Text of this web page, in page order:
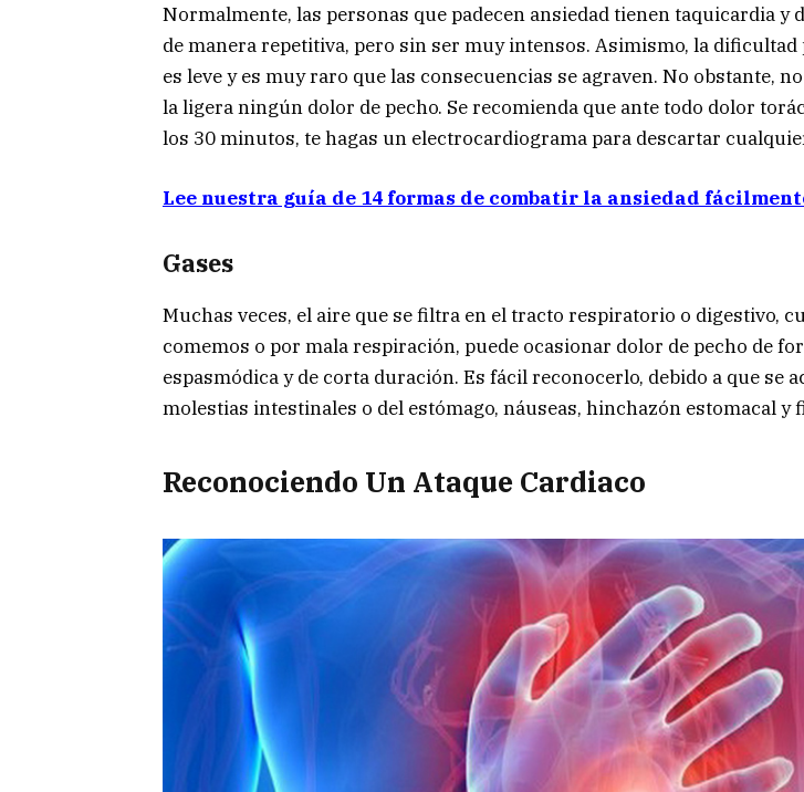
Normalmente, las personas que padecen ansiedad tienen taquicardia y
de manera repetitiva, pero sin ser muy intensos. Asimismo, la
es leve y es muy raro que las consecuencias se agraven. No obstante,
la ligera ningún dolor de pecho. Se recomienda que ante todo dolor
los 30 minutos, te hagas un electrocardiograma para descartar
Lee nuestra guía de 14 formas de combatir la ansiedad
Gases
Muchas veces, el aire que se filtra en el tracto respiratorio o digestivo,
comemos o por mala respiración, puede ocasionar dolor de pecho de
espasmódica y de corta duración. Es fácil reconocerlo, debido a que se
molestias intestinales o del estómago, náuseas, hinchazón estomacal y
Reconociendo Un Ataque Cardiaco